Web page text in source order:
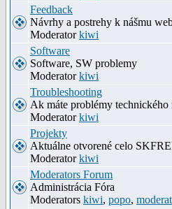
Feedback
Návrhy a postrehy k nášmu
Moderatorkiwi
Software
Software, SW problemy
Moderatorkiwi
Troubleshooting
Ak máte problémy
Moderatorkiwi
Projekty
Aktuálne otvorené celo
Moderatorkiwi
Moderators Forum
Administrácia Fóra
Moderators kiwi, popo,